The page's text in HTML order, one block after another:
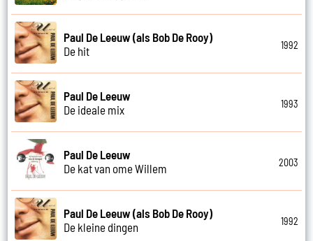
Paul De Leeuw (als Bob De Rooy)
De hit
1992
Paul De Leeuw
De ideale mix
1993
Paul De Leeuw
De kat van ome Willem
2003
Paul De Leeuw (als Bob De Rooy)
De kleine dingen
1992